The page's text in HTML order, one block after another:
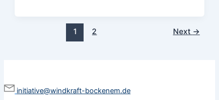
1 2 Next →
initiative@windkraft-bockenem.de